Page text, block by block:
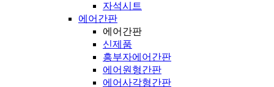
자석시트
에어간판
에어간판
신제품
흥부자에어간판
에어원형간판
에어사각형간판